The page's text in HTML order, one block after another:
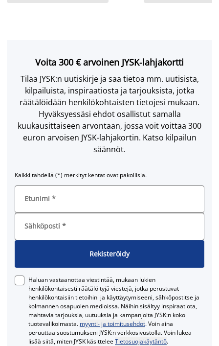
Voita 300 € arvoinen JYSK-lahjakortti
Tilaa JYSK:n uutiskirje ja saa tietoa mm. uutisista,
kilpailuista, inspiraatiosta ja tarjouksista, jotka
räätälöidään henkilökohtaisten tietojesi mukaan.
Hyväksyessäsi ehdot osallistut samalla
kuukausittaiseen arvontaan, jossa voit voittaa 300
euron arvoisen JYSK-lahjakortin. Katso kilpailun
säännöt.
Kaikki tähdellä (*) merkityt kentät ovat pakollisia.
Etunimi *
Sähköposti *
Rekisteröidy
Haluan vastaanottaa viestintää, mukaan lukien
henkilökohtaisesti räätälöityjä viestejä, jotka perustuvat
henkilökohtaisiin tietoihini ja käyttäytymiseeni, sähköpostitse ja
kolmannen osapuolen medioissa. Näihin sisältyy inspiraatiota,
mahtavia tarjouksia, uutuuksia ja kampanjoita JYSK:n koko
tuotevalikoimasta. myynti- ja toimitusehdot. Voin aina
peruuttaa suostumukseni JYSK:n verkkosivustolla. Voin lukea
lisää siitä, miten JYSK käsitteleeTietosuojakäytäntö.